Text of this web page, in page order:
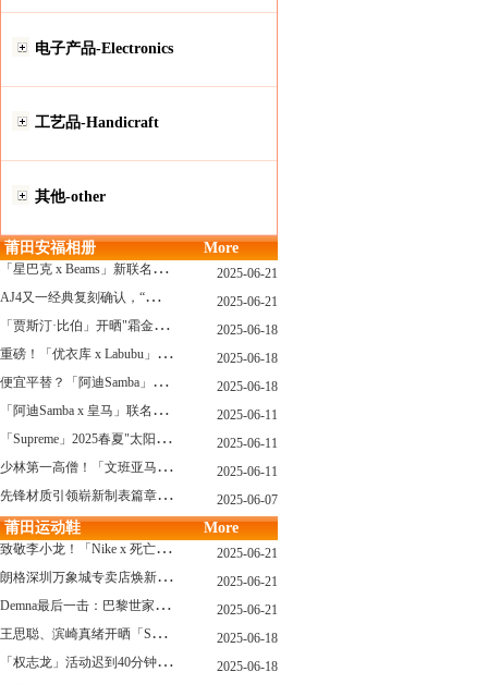
电子产品-Electronics
工艺品-Handicraft
其他-other
莆田安福相册 More
「
星巴克 x Beams」新联名系列曝光，定档发售！ 2025-06-21
A
J4又一经典复刻确认，“黑猫”配色发售日公布了！ 2025-06-21
「
贾斯汀·比伯」开晒"霜金爱彼AP"皇家橡树，破产？不可能的... 2025-06-18
重
磅！「优衣库 x Labubu」联名2.0计划曝光，单品清单泄露！ 2025-06-18
便
宜平替？「阿迪Samba」特别款"珍珠蕾丝"曝光，确认发售！ 2025-06-18
「
阿迪Samba x 皇马」联名确认发售，附发售链接... 2025-06-11
「
Supreme」2025春夏"太阳镜"系列曝光，附发售指南！ 2025-06-11
少
林第一高僧！「文班亚马」剃光头，去河南少林寺修行了... 2025-06-11
先
锋材质引领崭新制表篇章 TAG Heuer泰格豪雅推出采用新型钛金属打造的摩纳哥系列双秒追针计时码表，全新定义先锋材质 2025-06-07
莆田运动鞋 More
致
敬李小龙！「Nike x 死亡游戏」特殊配色曝光，确认发售！ 2025-06-21
朗
格深圳万象城专卖店焕新开幕 萨克森制表艺术耀启华南新章 2025-06-21
D
emna最后一击：巴黎世家玩上PUMA了 2025-06-21
王
思聪、滨崎真绪开晒「Switch 2」，一台溢价1000+...！ 2025-06-18
「
权志龙」活动迟到40分钟，反手捐了8.8亿韩元... 2025-06-18